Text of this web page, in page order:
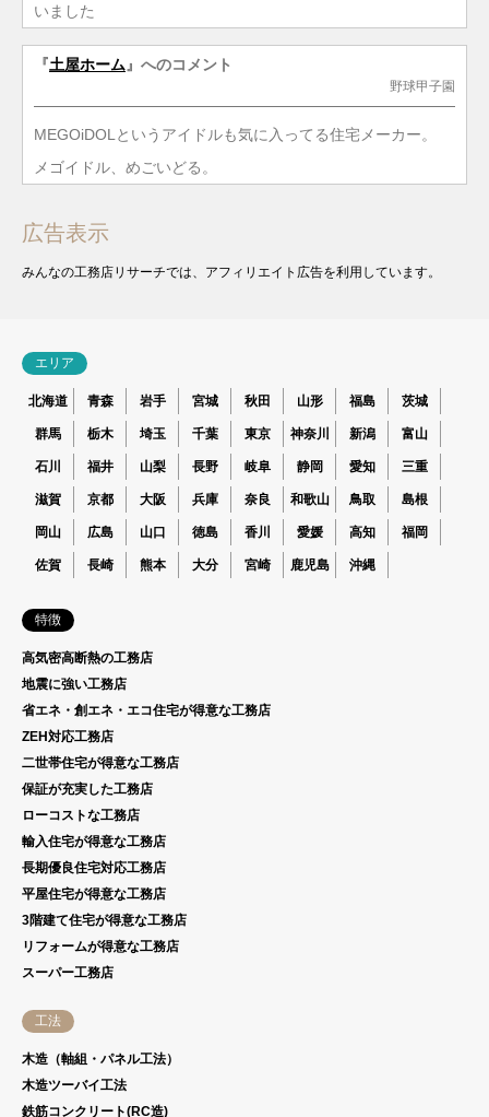
いました
『土屋ホーム 』へのコメント
野球甲子園
MEGOiDOLというアイドルも気に入ってる住宅メーカー。
メゴイドル、めごいどる。
広告表示
みんなの工務店リサーチでは、アフィリエイト広告を利用しています。
エリア
北海道 青森 岩手 宮城 秋田 山形 福島 茨城
群馬 栃木 埼玉 千葉 東京 神奈川 新潟 富山
石川 福井 山梨 長野 岐阜 静岡 愛知 三重
滋賀 京都 大阪 兵庫 奈良 和歌山 鳥取 島根
岡山 広島 山口 徳島 香川 愛媛 高知 福岡
佐賀 長崎 熊本 大分 宮崎 鹿児島 沖縄
特徴
高気密高断熱の工務店
地震に強い工務店
省エネ・創エネ・エコ住宅が得意な工務店
ZEH対応工務店
二世帯住宅が得意な工務店
保証が充実した工務店
ローコストな工務店
輸入住宅が得意な工務店
長期優良住宅対応工務店
平屋住宅が得意な工務店
3階建て住宅が得意な工務店
リフォームが得意な工務店
スーパー工務店
工法
木造（軸組・パネル工法）
木造ツーバイ工法
鉄筋コンクリート(RC造)